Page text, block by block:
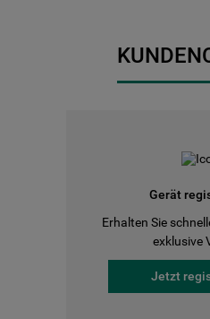
Gerät
Erhalten Sie
exklusive
Jetzt